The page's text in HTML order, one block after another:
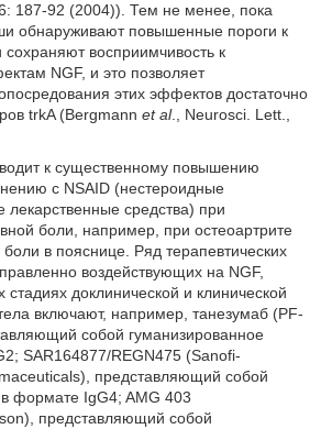
187-92 (2004)). Тем не менее, пока
обнаруживают повышенные пороги к
восприимчивость к
NGF, и это позволяет
этих эффектов достаточно
trkA (Bergmann et al., Neurosci. Lett.,
к существенному повышению
с NSAID (нестероидные
лекарственные средства) при
боли, например, при остеоартрите
в пояснице. Ряд терапевтических
воздействующих на NGF,
стадиях доклинической и клинической
включают, например, танезумаб (PF-
собой гуманизированное
SAR164877/REGN475 (Sanofi-
представляющий собой
формате IgG4; AMG 403
представляющий собой